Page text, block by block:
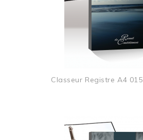
Classeur Registre A4 015